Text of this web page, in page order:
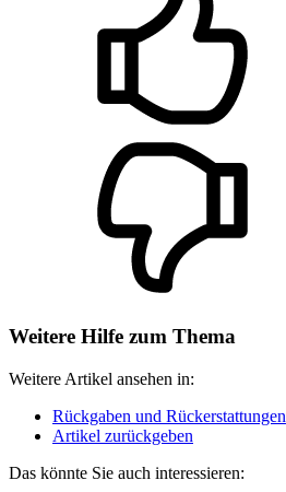
Weitere Hilfe zum Thema
Weitere Artikel ansehen in:
Rückgaben und Rückerstattungen
Artikel zurückgeben
Das könnte Sie auch interessieren: